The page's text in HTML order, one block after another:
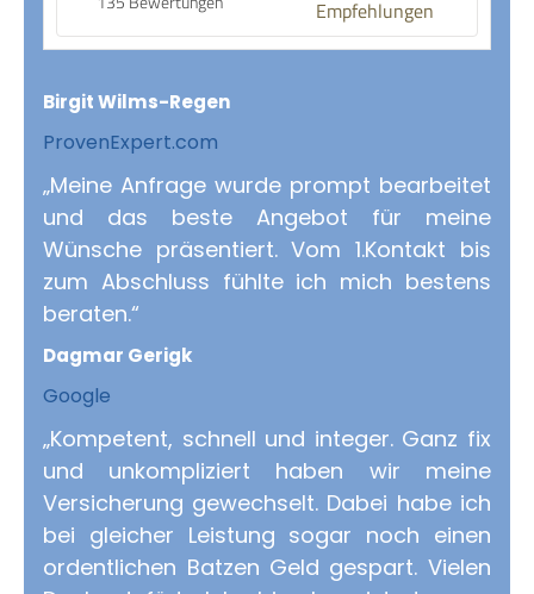
Empfehlungen
Birgit Wilms-Regen
ProvenExpert.com
„Meine Anfrage wurde prompt bearbeitet
und das beste Angebot für meine
Wünsche präsentiert. Vom 1.Kontakt bis
zum Abschluss fühlte ich mich bestens
beraten.“
Dagmar Gerigk
Google
„Kompetent, schnell und integer. Ganz fix
und unkompliziert haben wir meine
Versicherung gewechselt. Dabei habe ich
bei gleicher Leistung sogar noch einen
ordentlichen Batzen Geld gespart. Vielen